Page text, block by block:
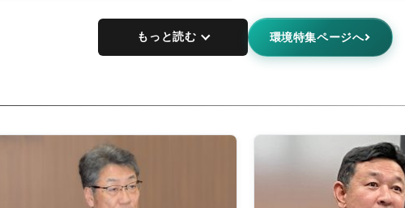
もっと読む 環境特集ページへ